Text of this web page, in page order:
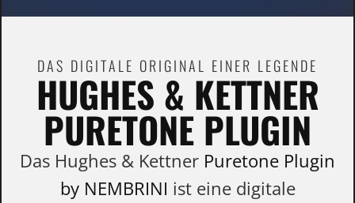
DAS DIGITALE ORIGINAL EINER LEGENDE
HUGHES & KETTNER
PURETONE PLUGIN
Das Hughes & Kettner Puretone Plugin
by NEMBRINI ist eine digitale